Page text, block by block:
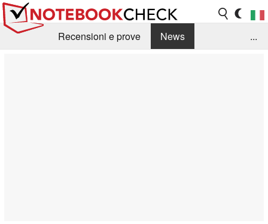
Recensioni e prove
News
...